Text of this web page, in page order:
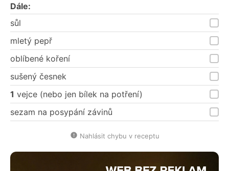
Dále:
sůl
mletý pepř
oblíbené koření
sušený česnek
1 vejce (nebo jen bílek na potření)
sezam na posypání závinů
Nahlásit chybu v receptu